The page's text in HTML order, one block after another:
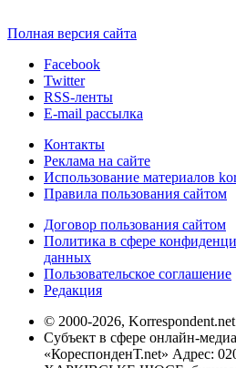
Полная версия сайта
Facebook
Twitter
RSS-ленты
E-mail рассылка
Контакты
Реклама на сайте
Использование материалов
Правила пользования сайтом
Договор пользования сайтом
Политика в сфере
данных
Пользовательское соглашение
Редакция
© 2000-2026, Korrespondent.net
Субъект в сфере онлайн-
«КореспонденТ.net» Адрес: